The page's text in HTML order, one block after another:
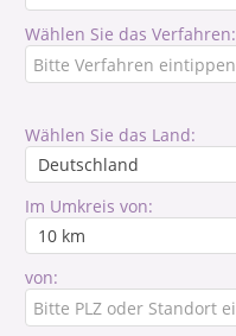
Wählen Sie das Verfahren:
Wählen Sie das Land:
Im Umkreis von:
von: